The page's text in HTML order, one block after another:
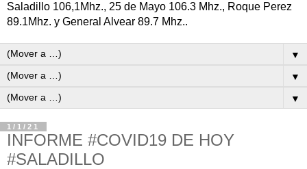
Saladillo 106,1Mhz., 25 de Mayo 106.3 Mhz., Roque Perez
89.1Mhz. y General Alvear 89.7 Mhz..
▼
▼
▼
1/1/21
INFORME #COVID19 DE HOY
#SALADILLO